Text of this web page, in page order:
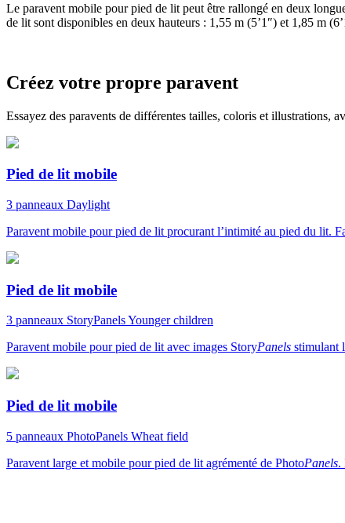
Le paravent mobile pour pied de lit peut être rallongé en deux
de lit sont disponibles en deux hauteurs : 1,55 m (5’1″) et 1,85 m
Créez votre propre paravent
Essayez des paravents de différentes tailles, coloris et illustrations,
Pied de lit mobile
3 panneaux Daylight
Paravent mobile pour pied de lit procurant l’intimité au pied du lit.
Pied de lit mobile
3 panneaux StoryPanelsYounger children
Paravent mobile pour pied de lit avec images StoryPanels stimulant
Pied de lit mobile
5 panneaux PhotoPanels Wheat field
Paravent large et mobile pour pied de lit agrémenté de PhotoPanels.